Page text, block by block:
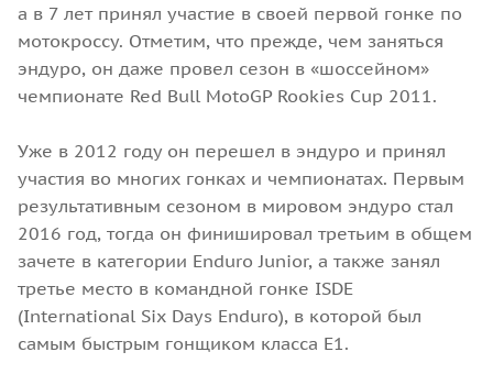
а в 7 лет принял участие в своей первой гонке по
мотокроссу. Отметим, что прежде, чем заняться
эндуро, он даже провел сезон в «шоссейном»
чемпионате Red Bull MotoGP Rookies Cup 2011.
Уже в 2012 году он перешел в эндуро и принял
участия во многих гонках и чемпионатах. Первым
результативным сезоном в мировом эндуро стал
2016 год, тогда он финишировал третьим в общем
зачете в категории Enduro Junior, а также занял
третье место в командной гонке ISDE
(International Six Days Enduro), в которой был
самым быстрым гонщиком класса E1.